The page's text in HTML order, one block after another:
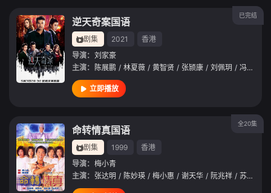
已完结
逆天奇案国语
剧集 2021
香港
导演： 刘家豪
主演：
陈展鹏 / 林夏薇 / 黄智贤 / 张颕康 / 刘佩玥 / 冯盈盈
立即播放
全20集
命转情真国语
剧集 1999
香港
导演： 梅小青
主演： 张达明 / 陈妙瑛 / 梅小惠 / 谢天华 / 阮兆祥 / 苏玉华